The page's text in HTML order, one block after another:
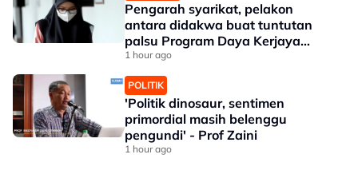
Pengarah syarikat, pelakon
antara didakwa buat tuntutan
palsu Program Daya Kerjaya
Perkeso
1 hour ago
POLITIK
'Politik dinosaur, sentimen
primordial masih belenggu
pengundi' - Prof Zaini
1 hour ago